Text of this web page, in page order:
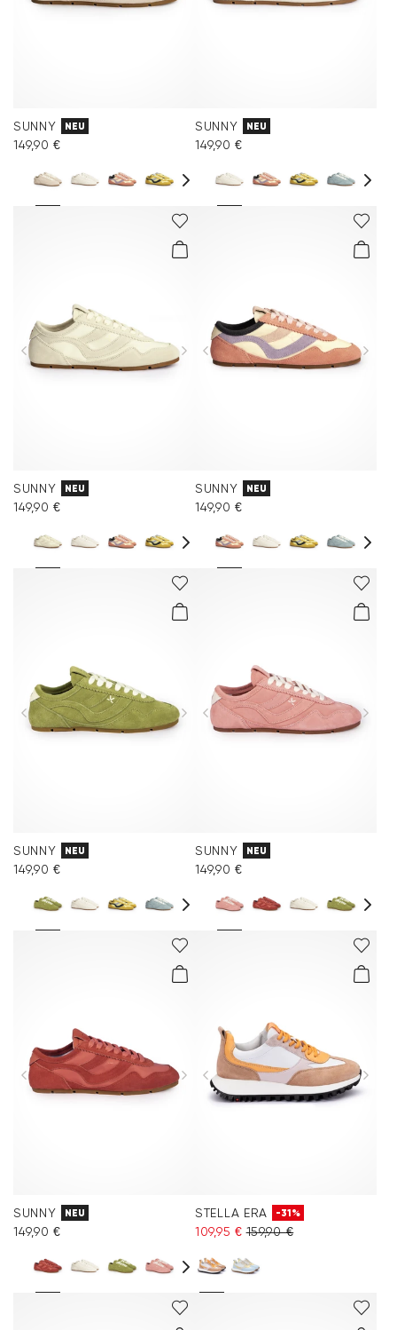
SUNNY NEU
149,90 €
SUNNY NEU
149,90 €
SUNNY NEU
149,90 €
SUNNY NEU
149,90 €
SUNNY NEU
149,90 €
SUNNY NEU
149,90 €
SUNNY NEU
149,90 €
STELLA ERA -31%
109,95 € 159,90 €